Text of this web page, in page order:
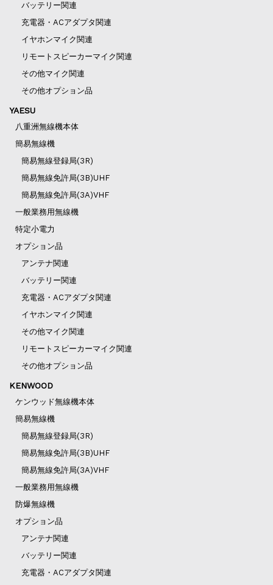
バッテリー関連
充電器・ACアダプタ関連
イヤホンマイク関連
リモートスピーカーマイク関連
その他マイク関連
その他オプション品
YAESU
八重洲無線機本体
簡易無線機
簡易無線登録局(3R)
簡易無線免許局(3B)UHF
簡易無線免許局(3A)VHF
一般業務用無線機
特定小電力
オプション品
アンテナ関連
バッテリー関連
充電器・ACアダプタ関連
イヤホンマイク関連
その他マイク関連
リモートスピーカーマイク関連
その他オプション品
KENWOOD
ケンウッド無線機本体
簡易無線機
簡易無線登録局(3R)
簡易無線免許局(3B)UHF
簡易無線免許局(3A)VHF
一般業務用無線機
防爆無線機
オプション品
アンテナ関連
バッテリー関連
充電器・ACアダプタ関連